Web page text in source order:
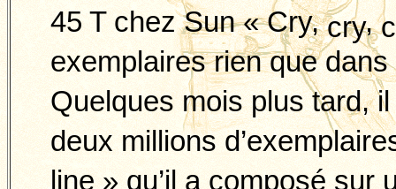
45 T chez Sun « Cry,cry,
exemplaires rien que
Quelques mois plus tard,
deux millions